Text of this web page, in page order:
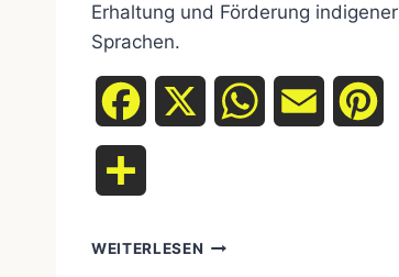
Erhaltung und Förderung indigener
Sprachen.
Facebook WhatsAppEmail
WEITERLESEN DIE